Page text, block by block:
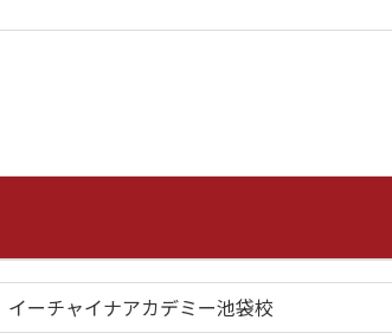
イーチャイナアカデミー池袋校